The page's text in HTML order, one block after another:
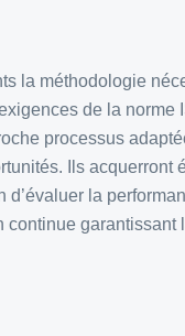
la méthodologie
de la norme
processus
Ils acquerront
la
continue